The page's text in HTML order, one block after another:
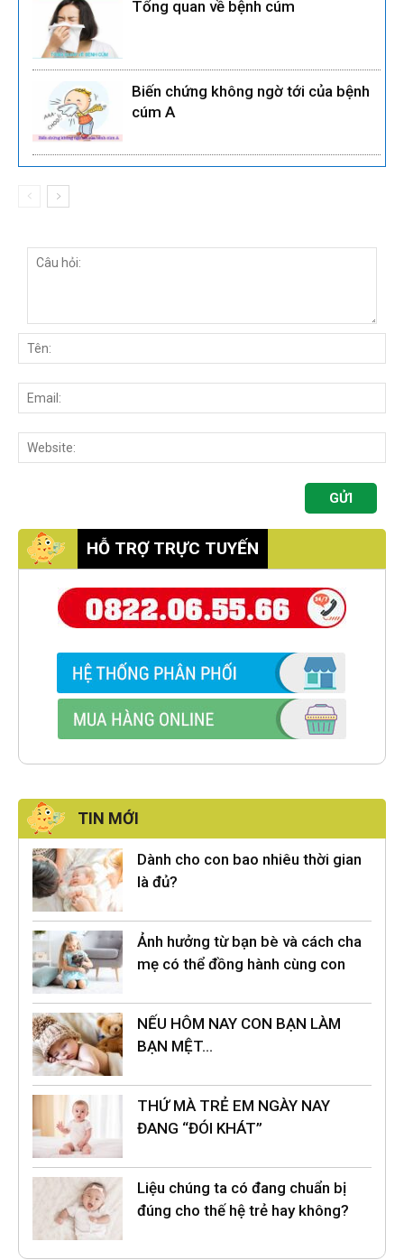
Tổng quan về bệnh cúm
Biến chứng không ngờ tới của bệnh
cúm A
HỖ TRỢ TRỰC TUYẾN
TIN MỚI
Dành cho con bao nhiêu thời gian
là đủ?
Ảnh hưởng từ bạn bè và cách cha
mẹ có thể đồng hành cùng con
NẾU HÔM NAY CON BẠN LÀM
BẠN MỆT…
THỨ MÀ TRẺ EM NGÀY NAY
ĐANG “ĐÓI KHÁT”
Liệu chúng ta có đang chuẩn bị
đúng cho thế hệ trẻ hay không?